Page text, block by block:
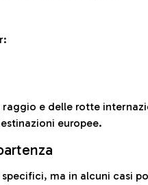
e delle rotte
europee.
ma in alcuni casi